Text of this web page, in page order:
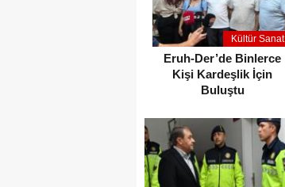
Kültür Sanat
Eruh-Der’de Binlerce
Kişi Kardeşlik İçin
Buluştu